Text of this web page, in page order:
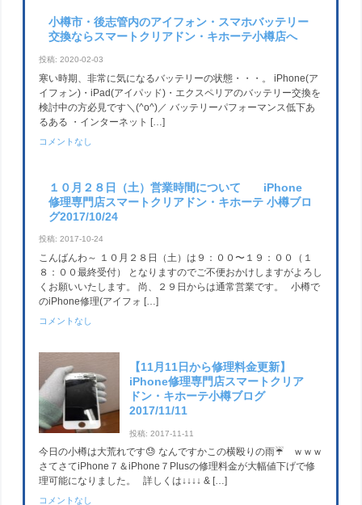
小樽市・後志管内のアイフォン・スマホバッテリー
交換ならスマートクリアドン・キホーテ小樽店へ
投稿: 2020-02-03
寒い時期、非常に気になるバッテリーの状態・・・。 iPhone(ア
イフォン)・iPad(アイパッド)・エクスペリアのバッテリー交換を
検討中の方必見です＼(^o^)／ バッテリーパフォーマンス低下あ
るある ・インターネット […]
コメントなし
１０月２８日（土）営業時間について iPhone
修理専門店スマートクリアドン・キホーテ 小樽ブロ
グ2017/10/24
投稿: 2017-10-24
こんばんわ～ １０月２８日（土）は９：００〜１９：００（１
８：００最終受付） となりますのでご不便おかけしますがよろし
くお願いいたします。 尚、２９日からは通常営業です。 小樽で
のiPhone修理(アイフォ […]
コメントなし
【11月11日から修理料金更新】
iPhone修理専門店スマートクリア
ドン・キホーテ小樽ブログ
2017/11/11
投稿: 2017-11-11
今日の小樽は大荒れです😓 なんですかこの横殴りの雨☔ ｗｗｗ
さてさてiPhone７＆iPhone７Plusの修理料金が大幅値下げで修
理可能になりました。 詳しくは↓↓↓↓ & […]
コメントなし